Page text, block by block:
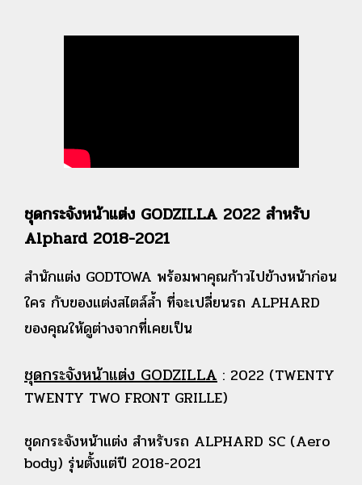
ชุดกระจังหน้าแต่ง GODZILLA 2022 สำหรับ
Alphard 2018-2021
สำนักแต่ง GODTOWA พร้อมพาคุณก้าวไปข้างหน้าก่อน
ใคร กับของแต่งสไตล์ล้ำ ที่จะเปลี่ยนรถ ALPHARD
ของคุณให้ดูต่างจากที่เคยเป็น
ชุดกระจังหน้าแต่ง GODZILLA : 2022 (TWENTY
TWENTY TWO FRONT GRILLE)
ชุดกระจังหน้าแต่ง สำหรับรถ ALPHARD SC (Aero
body) รุ่นตั้งแต่ปี 2018-2021